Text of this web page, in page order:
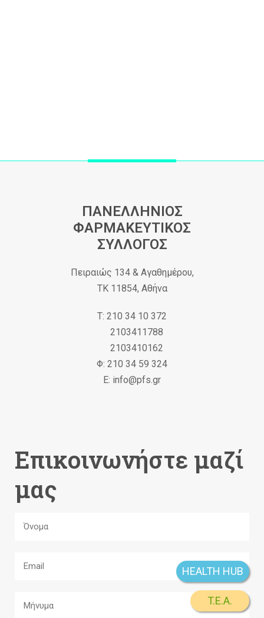
ΠΑΝΕΛΛΗΝΙΟΣ
ΦΑΡΜΑΚΕΥΤΙΚΟΣ
ΣΥΛΛΟΓΟΣ
Πειραιώς 134 & Αγαθημέρου,
ΤΚ 11854, Αθήνα
Τ: 210 34 10 372
2103411788
2103410162
Φ: 210 34 59 324
Ε: info@pfs.gr
Επικοινωνήστε μαζί
μας
T.E.A.
HEALTH HUB